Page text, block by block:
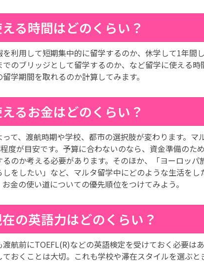
る時間はどのくらい？
を利用して短期集中的に留学するのか、休学して1年間
でのブリッジとして留学するのか、など留学に使える
留学期間を取れるのか計算してみます。
るお金はどのくらい？
って、渡航時期や学校、都市の選択肢が変わります。マ
度が目安です。予算に合わないのなら、資金準備のた
るのか考える必要があります。そのほか、「ヨーロッ
しをしたい」など、マルタ留学中にどのような生活を
お金の使い道についての優先順位をつけてみよう。
の英語力はどのくらい？
渡航前にTOEFL(R)などの英語検定を受けておく必要は
ておくことは大切。これも学校や滞在スタイルを選ぶと